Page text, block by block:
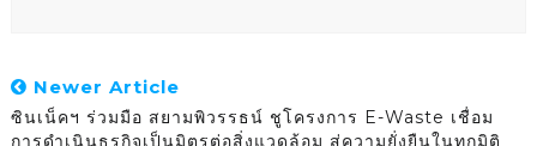
Newer Article
ซินเน็คฯ ร่วมมือ สยามพิวรรธน์ ชูโครงการ E-Waste เชื่อม
การดำเนินธุรกิจเป็นมิตรต่อสิ่งแวดล้อม สู่ความยั่งยืนในทุกมิติ